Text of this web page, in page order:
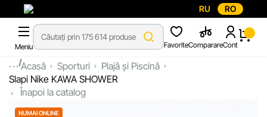
RU RO
Meniu FavoriteComparareCont
...Acasă Sporturi
Plajă și Piscină
Slapi Nike KAWA SHOWER
Înapoi la catalog
NUMAI ONLINE